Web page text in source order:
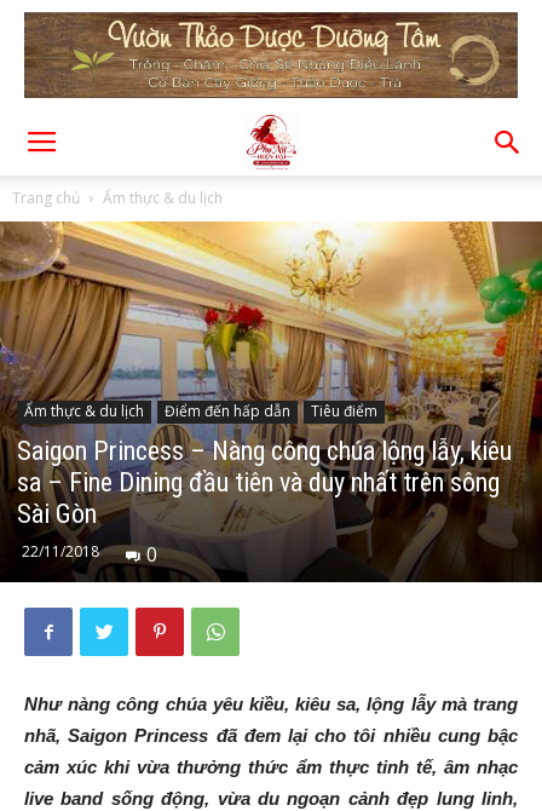
Trang chủ Ẩm thực & du lịch
Ẩm thực & du lịch Điểm đến hấp dẫn Tiêu điểm
Saigon Princess – Nàng công chúa lộng lẫy, kiêu
sa – Fine Dining đầu tiên và duy nhất trên sông
Sài Gòn
22/11/2018 0
Như nàng công chúa yêu kiều, kiêu sa, lộng lẫy mà trang
nhã, Saigon Princess đã đem lại cho tôi nhiều cung bậc
cảm xúc khi vừa thưởng thức ẩm thực tinh tế, âm nhạc
live band sống động, vừa du ngoạn cảnh đẹp lung linh,